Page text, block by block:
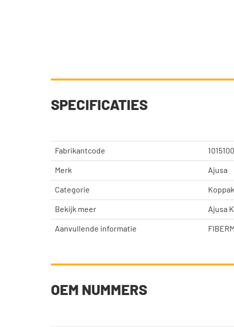
SPECIFICATIES
Fabrikantcode
Merk Ajusa
Categorie
Bekijk meer Ajusa
Aanvullende informatie
OEM NUMMERS